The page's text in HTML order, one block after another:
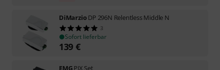
DiMarzioDP 296N Relentless Middle N
3
Sofort lieferbar
139 €
EMGPJX Set